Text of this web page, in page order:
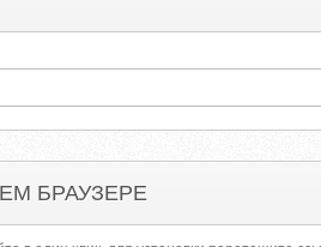
БРАУЗЕРЕ